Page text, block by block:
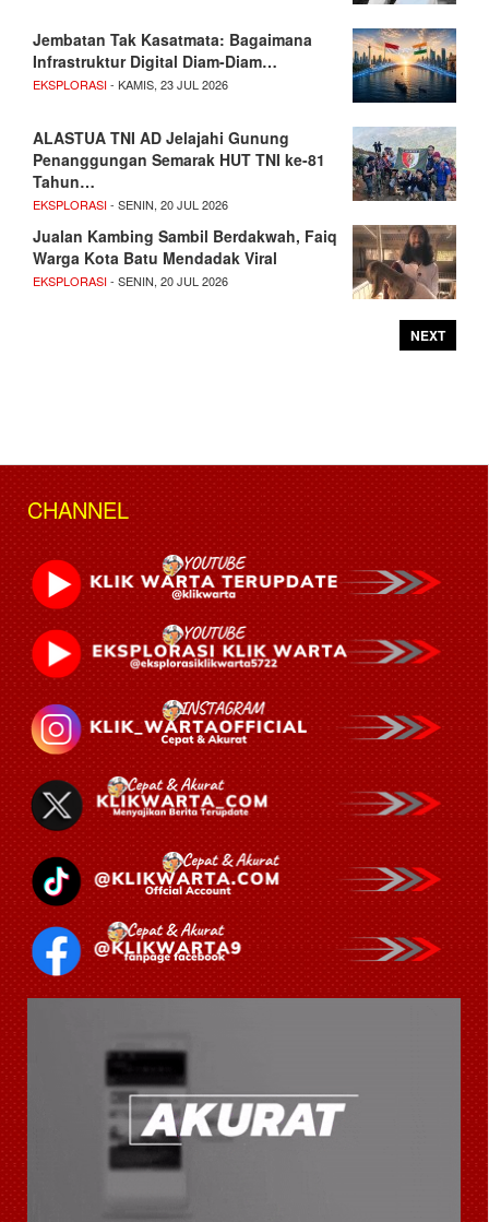
Jembatan Tak Kasatmata: Bagaimana
Infrastruktur Digital Diam-Diam…
EKSPLORASI- KAMIS, 23 JUL 2026
ALASTUA TNI AD Jelajahi Gunung
Penanggungan Semarak HUT TNI ke-81
Tahun…
EKSPLORASI- SENIN, 20 JUL 2026
Jualan Kambing Sambil Berdakwah, Faiq
Warga Kota Batu Mendadak Viral
EKSPLORASI- SENIN, 20 JUL 2026
NEXT
CHANNEL